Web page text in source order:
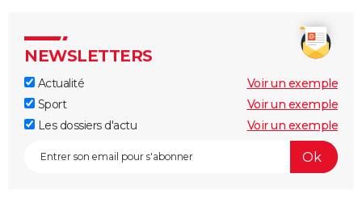
NEWSLETTERS
Actualité
Voir un exemple
Sport
Voir un exemple
Les dossiers d'actu
Voir un exemple